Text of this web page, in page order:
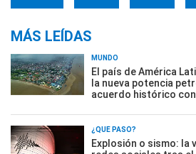
MÁS LEÍDAS
MUNDO
El país de América
la nueva potencia
acuerdo histórico
¿QUÉ PASÓ?
Explosión o sismo: la